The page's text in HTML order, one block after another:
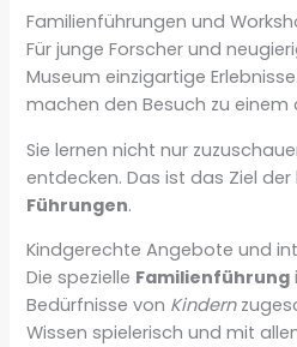
Familienführungen und
Für junge Forscher und
Museum einzigartige
machen den Besuch zu einem
Sie lernen nicht nur
entdecken. Das ist das Ziel
Führungen.
Kindgerechte Angebote und
Die spezielle Familienführung
Bedürfnisse von Kindern
Wissen spielerisch und mit